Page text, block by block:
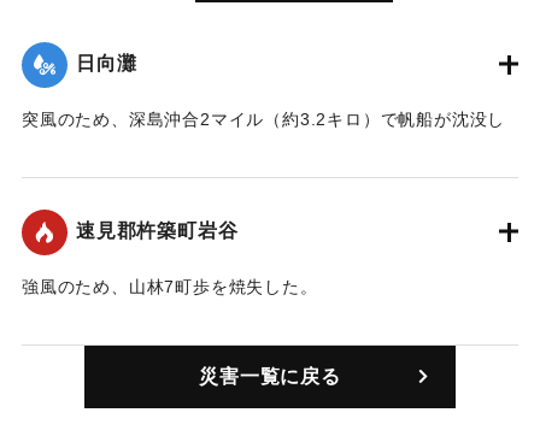
日向灘
突風のため、深島沖合2マイル（約3.2キロ）で帆船が沈没し
速見郡杵築町岩谷
強風のため、山林7町歩を焼失した。
｜固有コード:00306002
災害一覧に戻る